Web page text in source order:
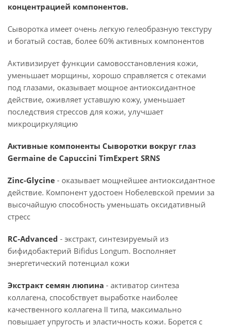
концентрацией компонентов.
Сыворотка имеет очень легкую гелеобразную текстуру
и богатый состав, более 60% активных компонентов
Активизирует функции самовосстановления кожи,
уменьшает морщины, хорошо справляется с отеками
под глазами, оказывает мощное антиоксидантное
действие, оживляет уставшую кожу, уменьшает
последствия стрессов для кожи, улучшает
микроциркуляцию
Активные компоненты Сыворотки вокруг глаз
Germaine de Capuccini TimExpert SRNS
Zinc-Glycine - оказывает мощнейшее антиоксидантное
действие. Компонент удостоен Нобелевской премии за
высочайшую способность уменьшать оксидативный
стресс
RC-Advanced - экстракт, синтезируемый из
бифидобактерий Bifidus Longum. Восполняет
энергетический потенциал кожи
Экстракт семян люпина - активатор синтеза
коллагена, способствует выработке наиболее
качественного коллагена II типа, максимально
повышает упругость и эластичность кожи. Борется с